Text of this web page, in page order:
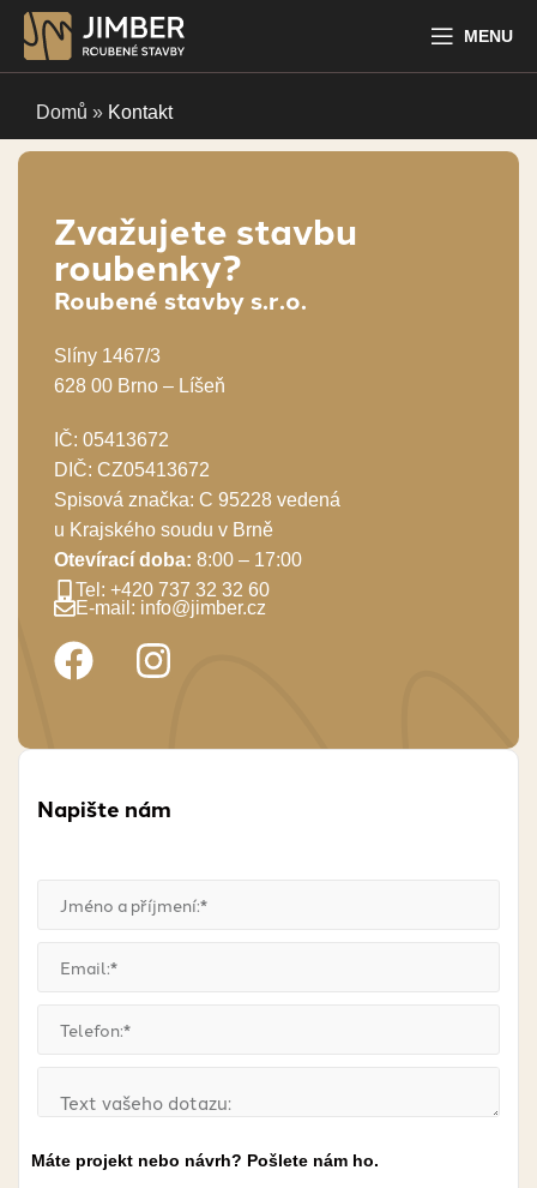
MENU
Domů » Kontakt
Zvažujete stavbu
roubenky?
Roubené stavby s.r.o.
Slíny 1467/3
628 00 Brno – Líšeň
IČ: 05413672
DIČ: CZ05413672
Spisová značka: C 95228 vedená
u Krajského soudu v Brně
Otevírací doba: 8:00 – 17:00
Tel: +420 737 32 32 60
E-mail: info@jimber.cz
Napište nám